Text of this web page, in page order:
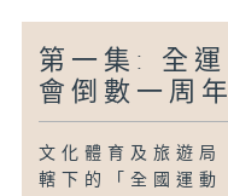
第一集: 全運
會倒數一周年
文化體育及旅遊局
轄下的「全國運動